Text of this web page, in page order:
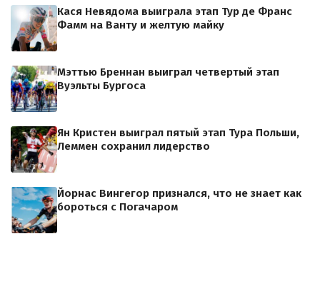
Кася Невядома выиграла этап Тур де Франс
Фамм на Ванту и желтую майку
Мэттью Бреннан выиграл четвертый этап
Вуэльты Бургоса
Ян Кристен выиграл пятый этап Тура Польши,
Леммен сохранил лидерство
Йорнас Вингегор признался, что не знает как
бороться с Погачаром